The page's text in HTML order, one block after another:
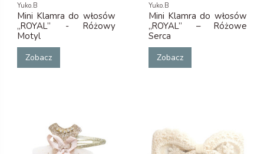
Yuko.B
Mini Klamra do włosów
„ROYAL” - Różowy
Motyl
Zobacz
Yuko.B
Mini Klamra do włosów
„ROYAL” – Różowe
Serca
Zobacz